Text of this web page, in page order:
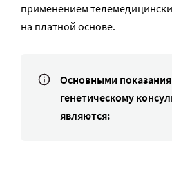
применением
на платной основе.
Основными
генетическому
являются: